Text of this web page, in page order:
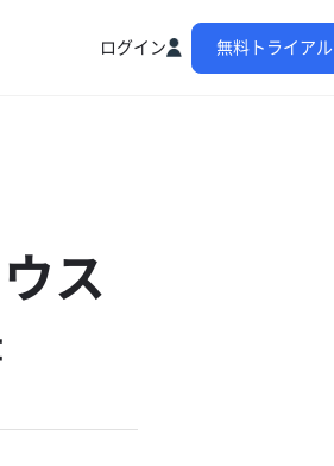
ログイン 無料トライアル
ス